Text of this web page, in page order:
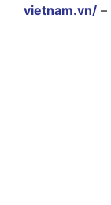
vietnam.vn/ –